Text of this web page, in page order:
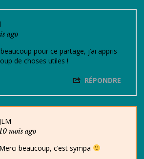
ago
pour ce partage, j’ai appris
de choses utiles !
RÉPONDRE
JLM
mois ago
Merci beaucoup, c’est sympa